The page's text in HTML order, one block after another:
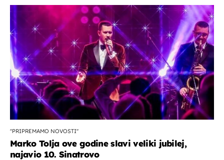
''PRIPREMAMO NOVOSTI''
Marko Tolja ove godine slavi veliki jubilej,
najavio 10. Sinatrovo